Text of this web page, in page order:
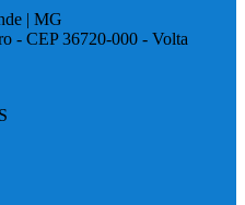
| MG
- CEP 36720-000 - Volta